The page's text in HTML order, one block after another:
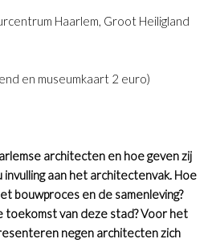
Haarlem, Groot Heiligland
en museumkaart 2 euro)
architecten en hoe geven zij
invulling aan het architectenvak. Hoe
bouwproces en de samenleving?
toekomst van deze stad? Voor het
negen architecten zich